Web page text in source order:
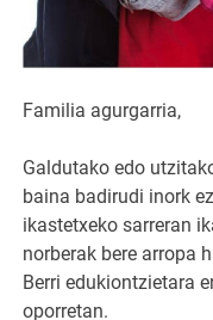
Familia agurgarria,
Galdutako edo
baina badirudi inork
ikastetxeko sarreran
norberak bere arropa
Berri edukiontzietara
oporretan.